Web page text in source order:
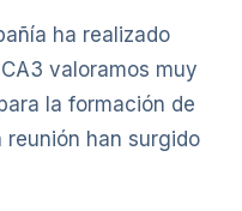
ha realizado
valoramos muy
la formación de
han surgido